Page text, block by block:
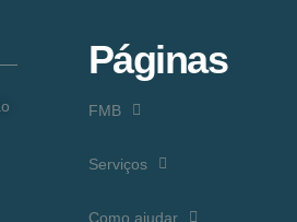
Páginas
FMB
Serviços
Como ajudar